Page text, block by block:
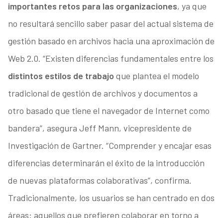
importantes retos para las organizaciones, ya que
no resultará sencillo saber pasar del actual sistema de
gestión basado en archivos hacia una aproximación de
Web 2.0. “Existen diferencias fundamentales entre los
distintos estilos de trabajo que plantea el modelo
tradicional de gestión de archivos y documentos a
otro basado que tiene el navegador de Internet como
bandera”, asegura Jeff Mann, vicepresidente de
Investigación de Gartner. “Comprender y encajar esas
diferencias determinarán el éxito de la introducción
de nuevas plataformas colaborativas”, confirma.
Tradicionalmente, los usuarios se han centrado en dos
áreas: aquellos que prefieren colaborar en torno a